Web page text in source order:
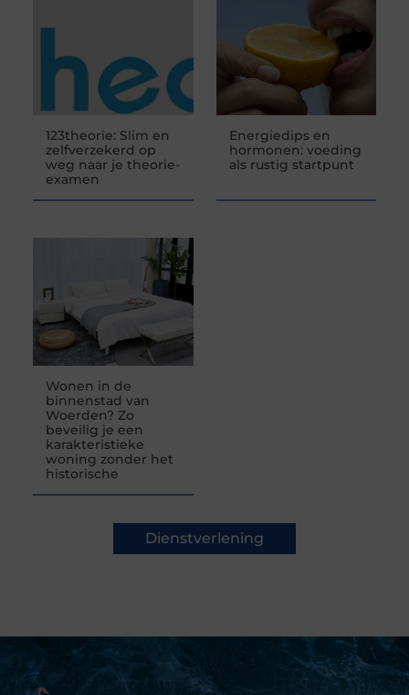
123theorie: Slim en
zelfverzekerd op
weg naar je theorie-
examen
Energiedips en
hormonen: voeding
als rustig startpunt
Wonen in de
binnenstad van
Woerden? Zo
beveilig je een
karakteristieke
woning zonder het
historische
Dienstverlening